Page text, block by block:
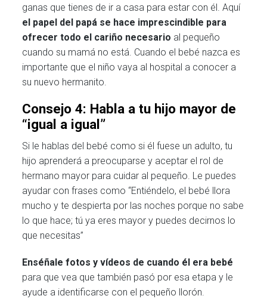
ganas que tienes de ir a casa para estar con él. Aquí
el papel del papá se hace imprescindible para
ofrecer todo el cariño necesario al pequeño
cuando su mamá no está. Cuando el bebé nazca es
importante que el niño vaya al hospital a conocer a
su nuevo hermanito.
Consejo 4: Habla a tu hijo mayor de
“igual a igual”
Si le hablas del bebé como si él fuese un adulto, tu
hijo aprenderá a preocuparse y aceptar el rol de
hermano mayor para cuidar al pequeño. Le puedes
ayudar con frases como “Entiéndelo, el bebé llora
mucho y te despierta por las noches porque no sabe
lo que hace; tú ya eres mayor y puedes decirnos lo
que necesitas”
Enséñale fotos y vídeos de cuando él era bebé
para que vea que también pasó por esa etapa y le
ayude a identificarse con el pequeño llorón.